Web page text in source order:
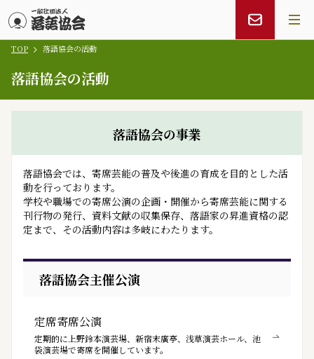
TOP 落語協会の活動
落語協会の活動
落語協会の事業
落語協会では、寄席芸能の普及や後進の育成を目的とした活
動を行っております。
学校や職場での寄席公演の企画・開催から寄席芸能に関する
刊行物の発行、資料文献の収集保存、落語家の昇進資格の認
定まで、その活動内容は多岐にわたります。
落語協会主催公演
定席寄席公演
定期的に上野鈴本演芸場、新宿末廣亭、浅草演芸ホール、池
袋演芸場で寄席を開催しています。